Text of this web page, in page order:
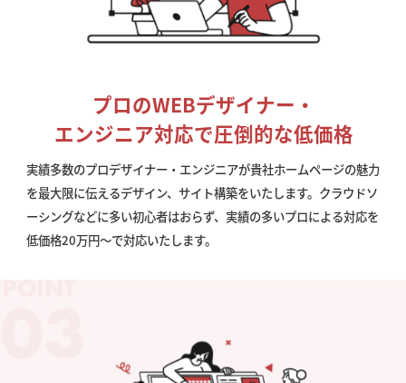
プロのWEBデザイナー・
エンジニア対応で圧倒的な低価格
実績多数のプロデザイナー・エンジニアが貴社ホームページの魅力
を最大限に伝えるデザイン、サイト構築をいたします。クラウドソ
ーシングなどに多い初心者はおらず、実績の多いプロによる対応を
低価格20万円〜で対応いたします。